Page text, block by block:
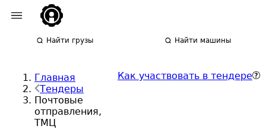
Найти грузы Найти машины
Главная
Тендеры
Почтовые
отправления,
ТМЦ
Как участвовать в тендере